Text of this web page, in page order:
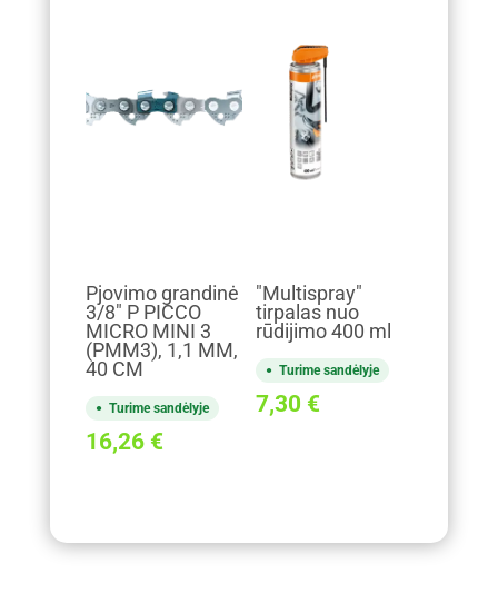
Pjovimo grandinė
3/8" P PICCO
MICRO MINI 3
(PMM3), 1,1 MM,
40 CM
Turime sandėlyje
16,26 €
"Multispray"
tirpalas nuo
rūdijimo 400 ml
Turime sandėlyje
7,30 €